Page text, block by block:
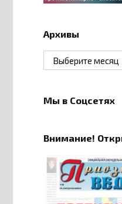
Архивы
Архивы
Мы в Соцсетях
Внимание!